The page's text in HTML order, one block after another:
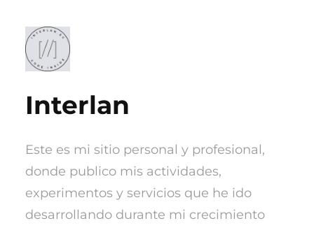
contenido
Interlan
Este es mi sitio personal y profesional,
donde publico mis actividades,
experimentos y servicios que he ido
desarrollando durante mi crecimiento